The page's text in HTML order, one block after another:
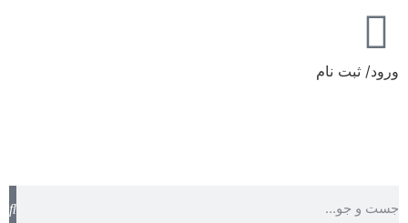
ورود/ ثبت نام